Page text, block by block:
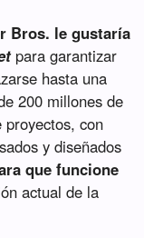
Bros. le gustaría
para garantizar
hasta una
200 millones de
con
y diseñados
que funcione
actual de la